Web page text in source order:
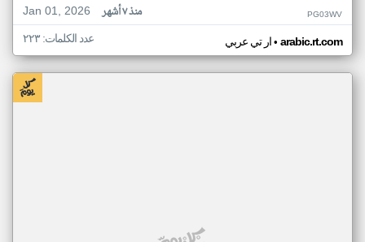
Jan 01, 2026
منذ ٧ أشهر PG03WV
ار تي عربي• arabic.rt.com عدد الكلمات: ٢٢٣